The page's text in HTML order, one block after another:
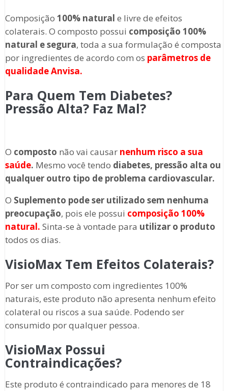
Composição 100% natural e livre de efeitos
colaterais. O composto possui composição 100%
natural e segura, toda a sua formulação é composta
por ingredientes de acordo com os parâmetros de
qualidade Anvisa.
Para Quem Tem Diabetes?
Pressão Alta? Faz Mal?
O composto não vai causar nenhum risco a sua
saúde. Mesmo você tendo diabetes, pressão alta ou
qualquer outro tipo de problema cardiovascular.
O Suplemento pode ser utilizado sem nenhuma
preocupação, pois ele possui composição 100%
natural. Sinta-se à vontade para utilizar o produto
todos os dias.
VisioMax Tem Efeitos Colaterais?
Por ser um composto com ingredientes 100%
naturais, este produto não apresenta nenhum efeito
colateral ou riscos a sua saúde. Podendo ser
consumido por qualquer pessoa.
VisioMax Possui
Contraindicações?
Este produto é contraindicado para menores de 18